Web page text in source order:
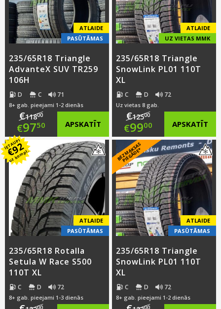
€85.00.
€91.00.
ATLAIDE
PASŪTĀMAS
235/65R18 Triangle
AdvanteX SUV TR259
106H
D C 71
8+ gab. pieejami 1-2 dienās
€11800
Original
price
was:
€118.00.
€9750
Current
price
is:
€97.50.
APSKATĪT
ATLAIDE
UZ VIETAS MMK
235/65R18 Triangle
SnowLink PL01 110T
XL
C D 72
Uz vietas 8 gab.
€12500
Original
price
was:
€125.00.
€9900
Current
price
is:
€99.00.
APSKATĪT
IETAUPI
€92
uz kompl.
ATLAIDE
PASŪTĀMAS
235/65R18 Rotalla
Setula W Race S500
110T XL
C D 72
8+ gab. pieejami 1-3 dienās
00
B
E
Z
M
A
K
S
A
S
PI
E
G
Ā
D
E
*
ATLAIDE
PASŪTĀMAS
235/65R18 Triangle
SnowLink PL01 110T
XL
C D 72
8+ gab. pieejami 1-2 dienās
00